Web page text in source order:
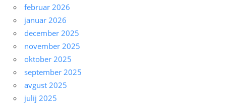
februar 2026
januar 2026
december 2025
november 2025
oktober 2025
september 2025
avgust 2025
julij 2025